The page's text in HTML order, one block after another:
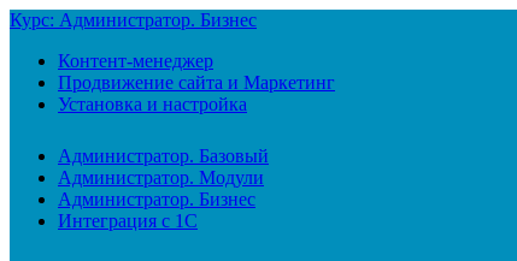
Курс: Администратор. Бизнес
Контент-менеджер
Продвижение сайта и Маркетинг
Установка и настройка
Администратор. Базовый
Администратор. Модули
Администратор. Бизнес
Интеграция с 1С